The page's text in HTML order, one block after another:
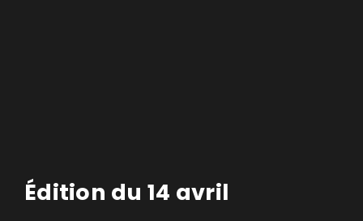
Édition du 14 avril